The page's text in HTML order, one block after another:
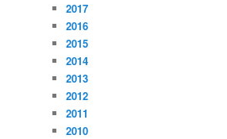
2017
2016
2015
2014
2013
2012
2011
2010